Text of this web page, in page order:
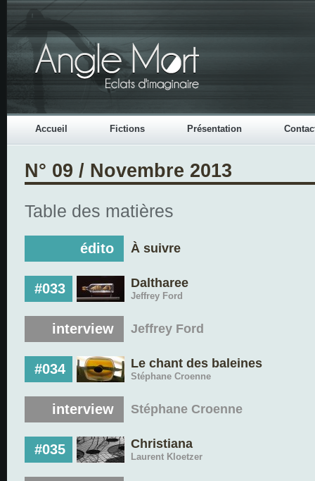
Accueil Fictions Présentation
N° 09 / Novembre 2013
Table des matières
édito À suivre
#033 Daltharee
Jeffrey Ford
interview Jeffrey Ford
#034 Le chant des baleines
Stéphane Croenne
interview Stéphane Croenne
#035 Christiana
Laurent Kloetzer